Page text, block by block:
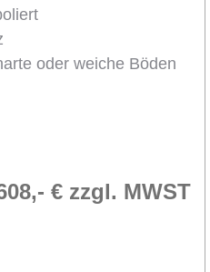
oder weiche Böden
€ zzgl. MWST